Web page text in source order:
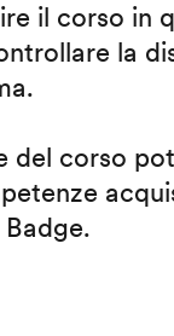
il corso in
la
del corso